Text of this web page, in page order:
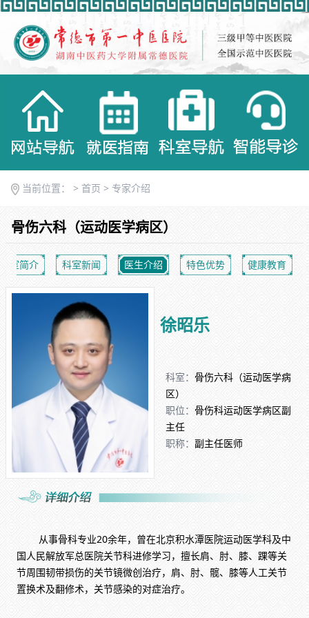
当前位置： > 首页 > 专家介绍
骨伤六科（运动医学病区）
科室简介 科室新闻 医生介绍 特色优势 健康教育
徐昭乐
科室： 骨伤六科（运动医学病
区）
职位： 骨伤科运动医学病区副
主任
职称： 副主任医师
从事骨科专业20余年，曾在北京积水潭医院运动医学科及中
国人民解放军总医院关节科进修学习，擅长肩、肘、膝、踝等关
节周围韧带损伤的关节镜微创治疗，肩、肘、髋、膝等人工关节
置换术及翻修术，关节感染的对症治疗。